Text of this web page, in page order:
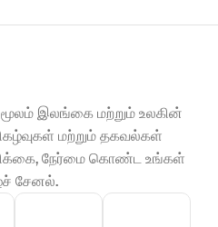
இலங்கை மற்றும் உலகின்
மற்றும் தகவல்கள்
நேர்மை கொண்ட உங்கள்
சேனல்.